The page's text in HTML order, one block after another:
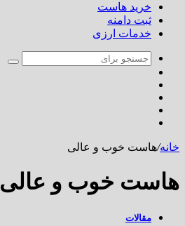
خرید هاست
ثبت دامنه
خدمات ارزی
خانه/هاست خوب و عالی
هاست خوب و عالی
مقالات